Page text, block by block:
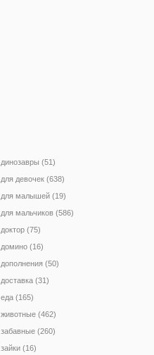
динозавры (51)
для девочек (638)
для малышей (19)
для мальчиков (586)
доктор (75)
домино (16)
дополнения (50)
доставка (31)
еда (165)
животные (462)
забавные (260)
зайки (16)